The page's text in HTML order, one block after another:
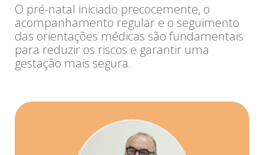
O pré-natal iniciado precocemente, o
acompanhamento regular e o seguimento
das orientações médicas são fundamentais
para reduzir os riscos e garantir uma
gestação mais segura.